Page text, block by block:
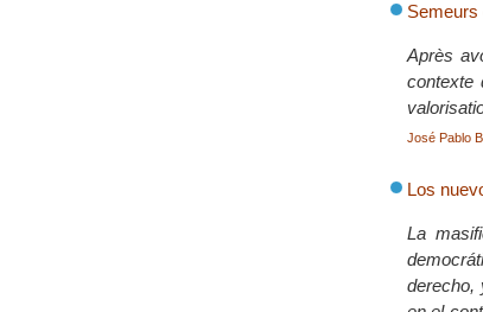
Semeurs
Après
contexte
José Pablo
Los
La
derecho,